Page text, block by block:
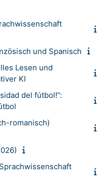
und Spanisch
Lesen und
KI
del fútbol!”:
romanisch)